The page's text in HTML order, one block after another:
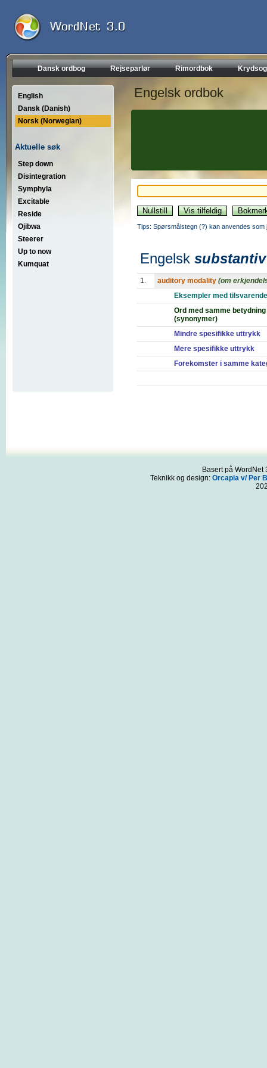
Dansk ordbog Rejseparlør Rimordbok
English
Dansk (Danish)
Norsk (Norwegian)
Aktuelle søk
Step down
Disintegration
Symphyla
Excitable
Reside
Ojibwa
Steerer
Up to now
Kumquat
Engelsk ordbok
Tips: Spørsmålstegn (?) kan anvendes
Engelsk substantiv
1. auditory modality (om
Eksempler med
Ord med samme betydning
(synonymer)
Mindre spesifikke uttrykk
Mere spesifikke uttrykk
Forekomster i samme
Basert på
Teknikk og design: Orcapia v/ Per